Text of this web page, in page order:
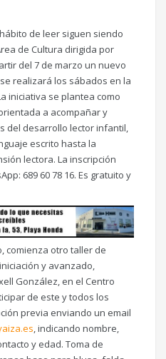
de leer siguen siendo
de Cultura dirigida por
del 7 de marzo un nuevo
realizará los sábados en la
iniciativa se plantea como
a acompañar y
del desarrollo lector infantil,
escrito hasta la
lectora. La inscripción
689 60 78 16. Es gratuito y
comienza otro taller de
y avanzado,
González, en el Centro
de este y todos los
previa enviando un email
, indicando nombre,
y edad. Toma de